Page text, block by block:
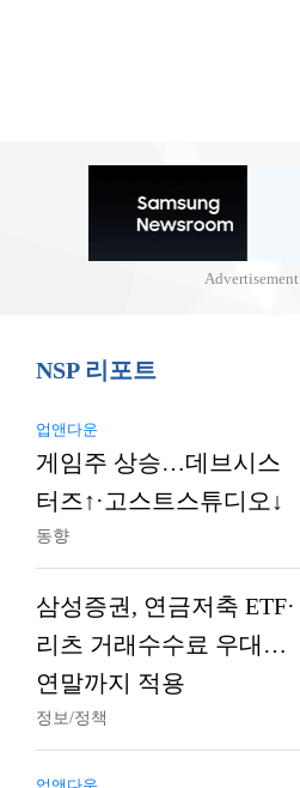
Advertisement
NSP 리포트
업앤다운
게임주 상승…데브시스
터즈↑·고스트스튜디오↓
동향
삼성증권, 연금저축 ETF·
리츠 거래수수료 우대…
연말까지 적용
정보/정책